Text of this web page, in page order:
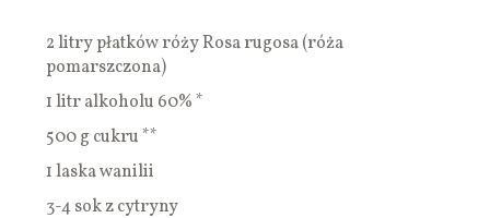
2 litry płatków róży Rosa rugosa (róża
pomarszczona)
1 litr alkoholu 60% *
500 g cukru **
1 laska wanilii
3-4 sok z cytryny